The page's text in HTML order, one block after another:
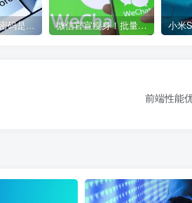
移动光猫超级密码是多少？移动光猫超级管理员后台账号与密码 微信官宣瘦身！批量清理原图新功能来了 安卓、iOS均可使用
前端性能